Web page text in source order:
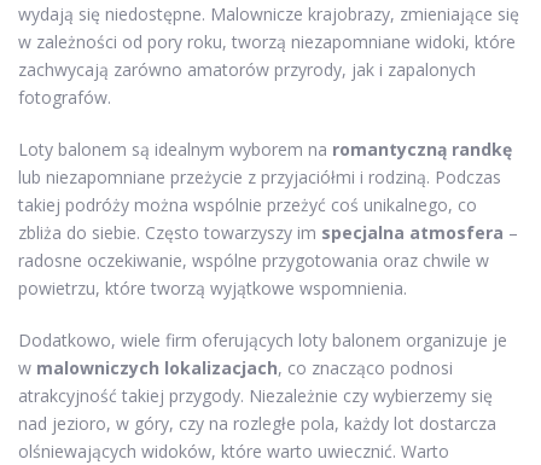
wydają się niedostępne. Malownicze krajobrazy, zmieniające się
w zależności od pory roku, tworzą niezapomniane widoki, które
zachwycają zarówno amatorów przyrody, jak i zapalonych
fotografów.
Loty balonem są idealnym wyborem na romantyczną randkę
lub niezapomniane przeżycie z przyjaciółmi i rodziną. Podczas
takiej podróży można wspólnie przeżyć coś unikalnego, co
zbliża do siebie. Często towarzyszy im specjalna atmosfera –
radosne oczekiwanie, wspólne przygotowania oraz chwile w
powietrzu, które tworzą wyjątkowe wspomnienia.
Dodatkowo, wiele firm oferujących loty balonem organizuje je
w malowniczych lokalizacjach, co znacząco podnosi
atrakcyjność takiej przygody. Niezależnie czy wybierzemy się
nad jezioro, w góry, czy na rozległe pola, każdy lot dostarcza
olśniewających widoków, które warto uwiecznić. Warto